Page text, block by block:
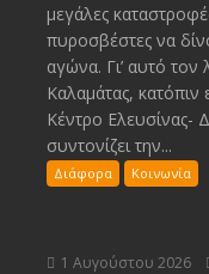
μεγάλες
πυροσβέστες να
αγώνα. Γι’ αυτό τον
Καλαμάτας, κατόπιν
Κέντρο Ελευσίνας-
συντονίζει την...
Διάφορα Κοινωνία
1 Αυγούστου 2026